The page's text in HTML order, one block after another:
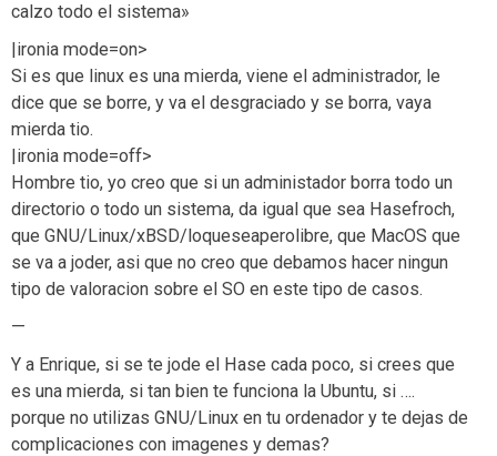
calzo todo el sistema»
|ironia mode=on>
Si es que linux es una mierda, viene el administrador, le
dice que se borre, y va el desgraciado y se borra, vaya
mierda tio.
|ironia mode=off>
Hombre tio, yo creo que si un administador borra todo un
directorio o todo un sistema, da igual que sea Hasefroch,
que GNU/Linux/xBSD/loqueseaperolibre, que MacOS que
se va a joder, asi que no creo que debamos hacer ningun
tipo de valoracion sobre el SO en este tipo de casos.
—
Y a Enrique, si se te jode el Hase cada poco, si crees que
es una mierda, si tan bien te funciona la Ubuntu, si ….
porque no utilizas GNU/Linux en tu ordenador y te dejas de
complicaciones con imagenes y demas?